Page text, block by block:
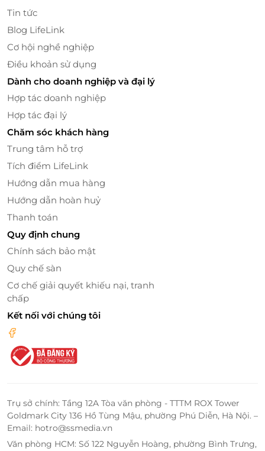
sống thành thị - nơi ai cũng có thể tìm thấy một tô
phở ngon, và một khoảng thời gian thư giãn cho
Thẻ quà tặng LifeLink dành cho Phở Inn là món quà
vừa thiết thực, vừa đầy ý nghĩa - thích hợp cho nhiều
dịp như sinh nhật, cảm ơn hay đơn giản là gửi lời
quan tâm. Người nhận có thể sử dụng dễ dàng qua
nền tảng LifeLink.vn - tiện lợi, nhanh chóng và đầy
trải nghiệm.
Thẻ quà tặng LifeLink - Gửi trọn hương phở,
gói trọn yêu thương
Phở không chỉ là món ăn, mà còn là ký ức, là tinh hoa
ẩm thực Việt. Với Thẻ quà tặng LifeLink, bạn có thể
trao gửi điều ấy một cách tinh tế và gần gũi tại Phở
Inn - nơi truyền thống và hiện đại hòa quyện trong
Tin tức
Blog LifeLink
Cơ hội nghề nghiệp
Điều khoản sử dụng
Dành cho doanh nghiệp và đại lý
Hợp tác doanh nghiệp
Hợp tác đại lý
Chăm sóc khách hàng
Trung tâm hỗ trợ
Tích điểm LifeLink
Hướng dẫn mua hàng
Hướng dẫn hoàn huỷ
Thanh toán
Quy định chung
Chính sách bảo mật
Quy chế sàn
Cơ chế giải quyết khiếu nại, tranh
chấp
Kết nối với chúng tôi
Trụ sở chính: Tầng 12A Tòa văn phòng - TTTM ROX Tower
Goldmark City 136 Hồ Tùng Mậu, phường Phú Diễn, Hà Nội. –
Email: hotro@ssmedia.vn
Văn phòng HCM: Số 122 Nguyễn Hoàng, phường Bình Trưng,